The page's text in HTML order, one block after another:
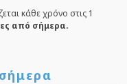
κάθε χρόνο στις 1
από σήμερα.